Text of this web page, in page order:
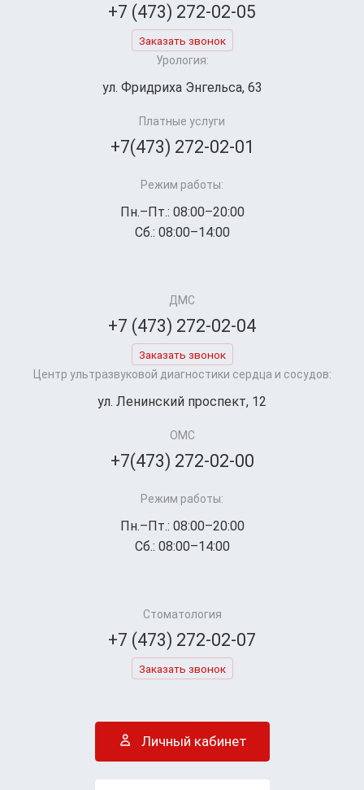
+7 (473) 272-02-05
Заказать звонок
Урология:
ул. Фридриха Энгельса, 63
Платные услуги
+7(473) 272-02-01
Режим работы:
Пн.–Пт.: 08:00–20:00
Сб.: 08:00–14:00
ДМС
+7 (473) 272-02-04
Заказать звонок
Центр ультразвуковой диагностики сердца и сосудов:
ул. Ленинский проспект, 12
ОМС
+7(473) 272-02-00
Режим работы:
Пн.–Пт.: 08:00–20:00
Сб.: 08:00–14:00
Стоматология
+7 (473) 272-02-07
Заказать звонок
Личный кабинет